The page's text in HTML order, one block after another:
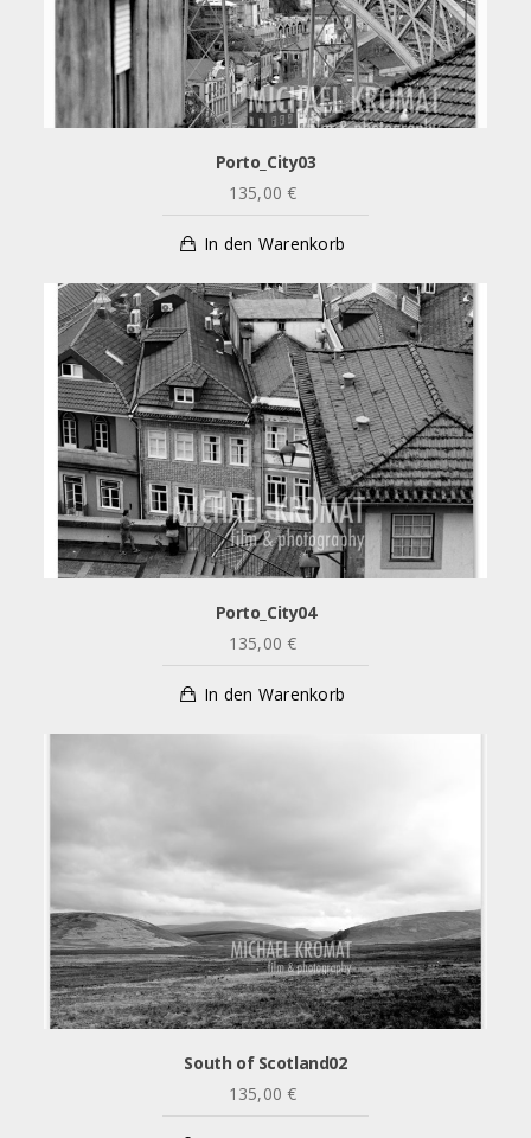
Porto_City03
135,00€
In den Warenkorb
Porto_City04
135,00€
In den Warenkorb
South of Scotland02
135,00€